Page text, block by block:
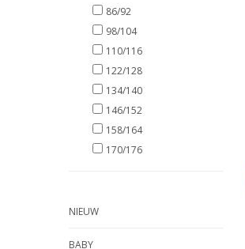
86/92
98/104
110/116
122/128
134/140
146/152
158/164
170/176
NIEUW
BABY